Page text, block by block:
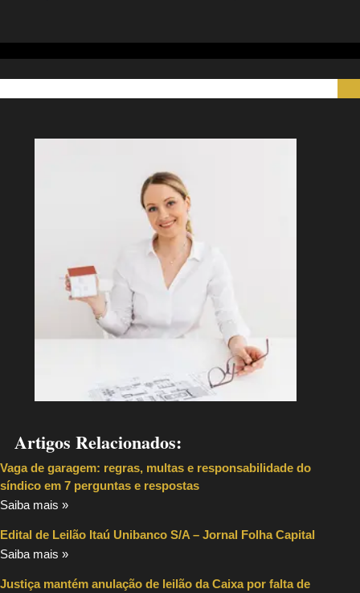
Artigos Relacionados:
Vaga de garagem: regras, multas e responsabilidade do
síndico em 7 perguntas e respostas
Saiba mais »
Edital de Leilão Itaú Unibanco S/A – Jornal Folha Capital
Saiba mais »
Justiça mantém anulação de leilão da Caixa por falta de